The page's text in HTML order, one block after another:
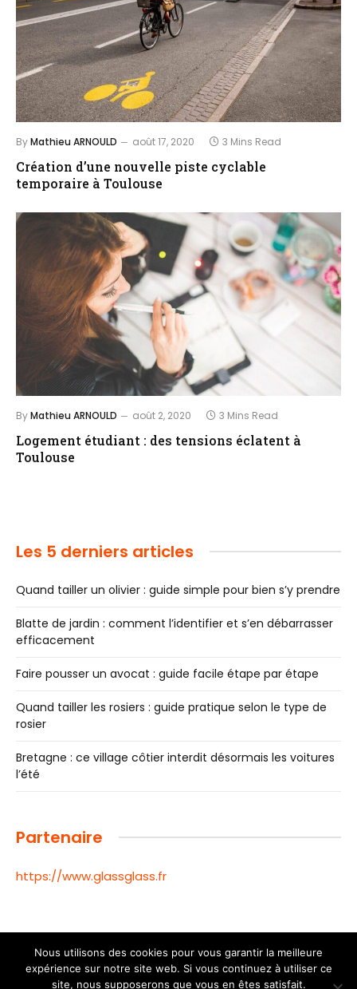
ByMathieu ARNOULD août 17, 2020 3 Mins Read
Création d’une nouvelle piste cyclable
temporaire à Toulouse
ByMathieu ARNOULD août 2, 2020 3 Mins Read
Logement étudiant : des tensions éclatent à
Toulouse
Les 5 derniers articles
Quand tailler un olivier : guide simple pour bien s’y prendre
Blatte de jardin : comment l’identifier et s’en débarrasser
efficacement
Faire pousser un avocat : guide facile étape par étape
Quand tailler les rosiers : guide pratique selon le type de
rosier
Bretagne : ce village côtier interdit désormais les voitures
l’été
Partenaire
https://www.glassglass.fr
© 2026 Toutes les informations de la ville de Toulouse |
Nous utilisons des cookies pour vous garantir la meilleure
expérience sur notre site web. Si vous continuez à utiliser ce
site, nous supposerons que vous en êtes satisfait.